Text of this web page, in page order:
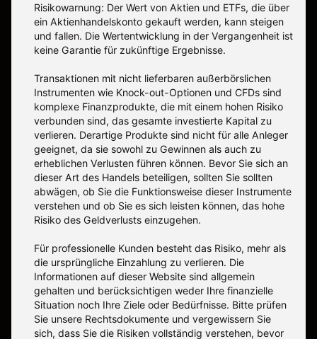
Risikowarnung: Der Wert von Aktien und ETFs, die über
ein Aktienhandelskonto gekauft werden, kann steigen
und fallen. Die Wertentwicklung in der Vergangenheit ist
keine Garantie für zukünftige Ergebnisse.
Transaktionen mit nicht lieferbaren außerbörslichen
Instrumenten wie Knock-out-Optionen und CFDs sind
komplexe Finanzprodukte, die mit einem hohen Risiko
verbunden sind, das gesamte investierte Kapital zu
verlieren. Derartige Produkte sind nicht für alle Anleger
geeignet, da sie sowohl zu Gewinnen als auch zu
erheblichen Verlusten führen können. Bevor Sie sich an
dieser Art des Handels beteiligen, sollten Sie sollten
abwägen, ob Sie die Funktionsweise dieser Instrumente
verstehen und ob Sie es sich leisten können, das hohe
Risiko des Geldverlusts einzugehen.
Für professionelle Kunden besteht das Risiko, mehr als
die ursprüngliche Einzahlung zu verlieren. Die
Informationen auf dieser Website sind allgemein
gehalten und berücksichtigen weder Ihre finanzielle
Situation noch Ihre Ziele oder Bedürfnisse. Bitte prüfen
Sie unsere Rechtsdokumente und vergewissern Sie
sich, dass Sie die Risiken vollständig verstehen, bevor